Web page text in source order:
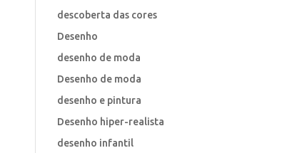
descoberta das cores
Desenho
desenho de moda
Desenho de moda
desenho e pintura
Desenho hiper-realista
desenho infantil